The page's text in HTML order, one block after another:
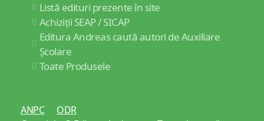
Listă edituri prezente în site
Achiziții SEAP / SICAP
Editura Andreas caută autori de Auxiliare
Școlare
Toate Produsele
ANPC
ODR